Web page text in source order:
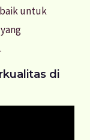
untuk
di